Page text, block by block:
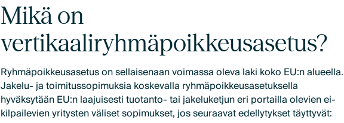
Mikä on
vertikaaliryhmäpoikkeusasetus?
Ryhmäpoikkeusasetus on sellaisenaan voimassa oleva laki koko EU:n alueella.
Jakelu- ja toimitussopimuksia koskevalla ryhmäpoikkeusasetuksella
hyväksytään EU:n laajuisesti tuotanto- tai jakeluketjun eri portailla olevien ei-
kilpailevien yritysten väliset sopimukset, jos seuraavat edellytykset täyttyvät: